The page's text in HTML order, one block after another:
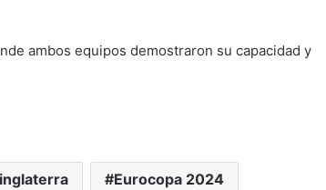
ambos equipos demostraron su capacidad y
Eurocopa 2024